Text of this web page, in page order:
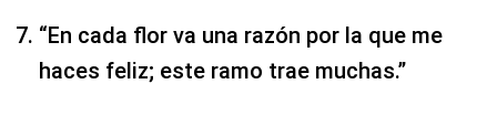
“En cada flor va una razón por la que me
haces feliz; este ramo trae muchas.”